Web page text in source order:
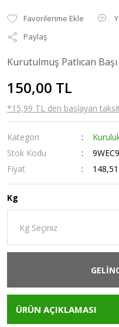
Paylaş
Kurutulmuş Patlıcan Başı
150,00 TL
*15,99 TL den başlayan
Kategori
Stok Kodu
Fiyat
Kg
ÜRÜN AÇIKLAMASI